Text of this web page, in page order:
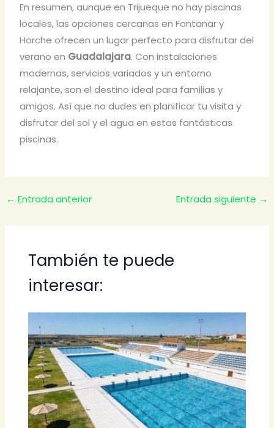
En resumen, aunque en Trijueque no hay piscinas
locales, las opciones cercanas en Fontanar y
Horche ofrecen un lugar perfecto para disfrutar del
verano en Guadalajara. Con instalaciones
modernas, servicios variados y un entorno
relajante, son el destino ideal para familias y
amigos. Así que no dudes en planificar tu visita y
disfrutar del sol y el agua en estas fantásticas
piscinas.
← Entrada anterior Entrada siguiente →
También te puede
interesar: